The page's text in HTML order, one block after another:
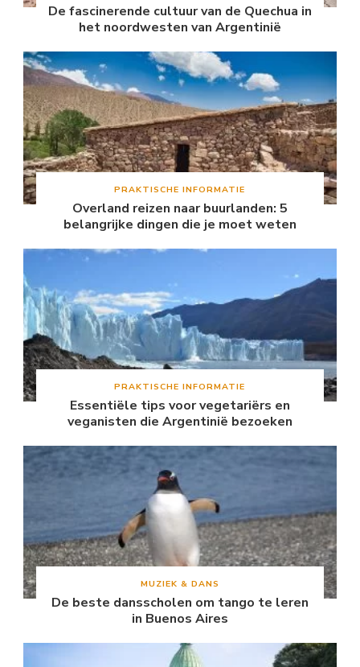
De fascinerende cultuur van de Quechua in
het noordwesten van Argentinië
PRAKTISCHE INFORMATIE
Overland reizen naar buurlanden: 5
belangrijke dingen die je moet weten
PRAKTISCHE INFORMATIE
Essentiële tips voor vegetariërs en
veganisten die Argentinië bezoeken
MUZIEK & DANS
De beste dansscholen om tango te leren
in Buenos Aires